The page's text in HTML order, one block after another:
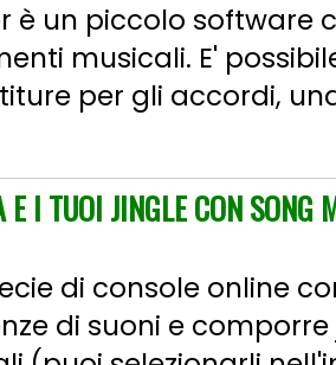
è un piccolo software
musicali. E'
per gli accordi,
I TUOI JINGLE CON SONG
di console online
di suoni e